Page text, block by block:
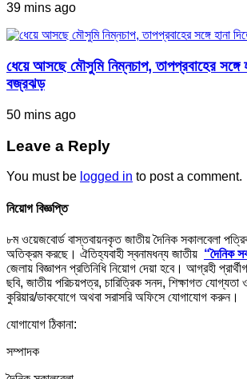
39 mins ago
ধেয়ে আসছে মৌসুমি নিম্নচাপ, তাপপ্রবাহের সঙ্গে
বজ্রঝড়
50 mins ago
Leave a Reply
You must be logged in to post a comment.
নিয়োগ বিজ্ঞপ্তি
৮ম ওয়েজবোর্ড বাস্তবায়নকৃত জাতীয় দৈনিক সকালবেলা
অতিক্রম করছে। ঐতিহ্যবাহী স্বনামধন্য জাতীয় “দৈনিক
জেলায় বিজ্ঞাপন প্রতিনিধি নিয়োগ দেয়া হবে। আগ্রহী
ছবি, জাতীয় পরিচয়পত্র, চারিত্রিক সনদ, শিক্ষাগত
কুরিয়ার/ডাকযোগে অথবা সরাসরি অফিসে যোগাযোগ করুন।
যোগাযোগ ঠিকানা:
সম্পাদক